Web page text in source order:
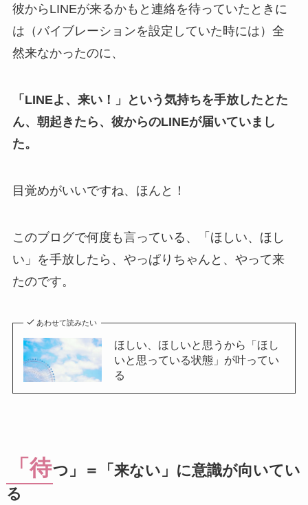
彼からLINEが来るかもと連絡を待っていたときに
は（バイブレーションを設定していた時には）全
然来なかったのに、
「LINEよ、来い！」という気持ちを手放したとた
ん、朝起きたら、彼からのLINEが届いていまし
た。
目覚めがいいですね、ほんと！
このブログで何度も言っている、「ほしい、ほし
い」を手放したら、やっぱりちゃんと、やって来
たのです。
あわせて読みたい
ほしい、ほしいと思うから「ほし
いと思っている状態」が叶ってい
る
「待つ」＝「来ない」に意識が向いてい
る